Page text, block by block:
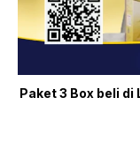
Paket 3 Box beli di